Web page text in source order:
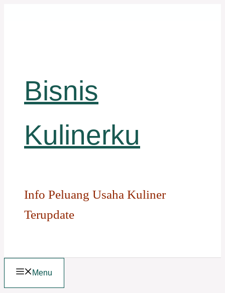
Bisnis
Kulinerku
Info Peluang Usaha Kuliner
Terupdate
Menu